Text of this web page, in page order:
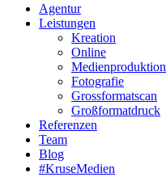
Agentur
Leistungen
Kreation
Online
Medienproduktion
Fotografie
Grossformatscan
Großformatdruck
Referenzen
Team
Blog
#KruseMedien